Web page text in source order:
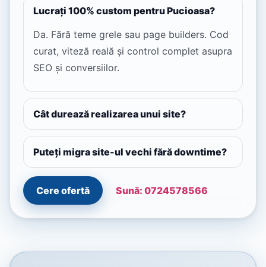
Lucrați 100% custom pentru Pucioasa?
Da. Fără teme grele sau page builders. Cod
curat, viteză reală și control complet asupra
SEO și conversiilor.
Cât durează realizarea unui site?
Puteți migra site-ul vechi fără downtime?
Cere ofertă Sună: 0724578566